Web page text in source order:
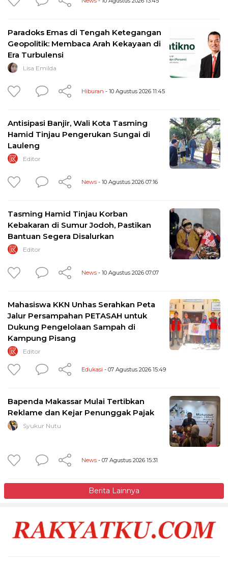
Paradoks Emas di Tengah Ketegangan
Geopolitik: Membaca Arah Kekayaan di
Era Turbulensi
Lisa Emilda
Hiburan - 10 Agustus 2026 11:45
Antisipasi Banjir, Wali Kota Tasming
Hamid Tinjau Pengerukan Sungai di
Lauleng
Editor
News - 10 Agustus 2026 07:16
Tasming Hamid Tinjau Korban
Kebakaran di Sumur Jodoh, Pastikan
Bantuan Segera Disalurkan
Editor
News - 10 Agustus 2026 07:07
Mahasiswa KKN Unhas Serahkan Peta
Jalur Persampahan PETASAH untuk
Dukung Pengelolaan Sampah di
Kampung Pisang
Editor
Edukasi - 07 Agustus 2026 15:49
Bapenda Makassar Mulai Tertibkan
Reklame dan Kejar Penunggak Pajak
Syukur Nutu
News - 07 Agustus 2026 15:31
Berita Lainnya